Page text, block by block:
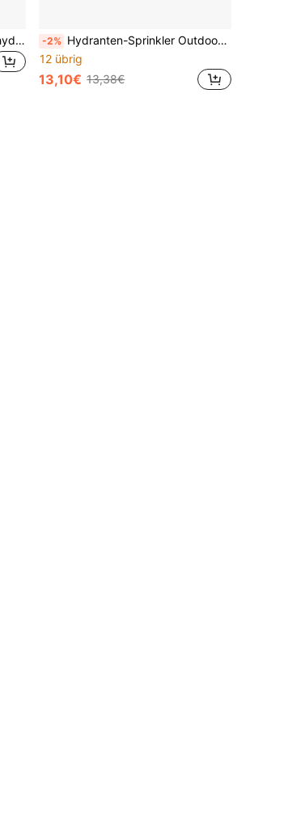
360 Grad drehbare Feuerwehrhydranten-Sprinklerdusche, Outdoor Rasen Garten Wasserspielzeug für Kinder, interaktives Bad- und Abkühlungswasser-Sprinklerspielzeug -2% Hydranten-Sprinkler Outdoor Wasserspritzspielzeug Garten Wasserspielzeug Sommer Garten Cartoon Spritzsprinkler Babybade-Spielzeug für Kinder
12 übrig
13,10€ 13,38€